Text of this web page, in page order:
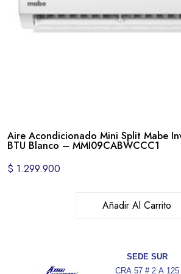
Aire Acondicionado Mini Split Mabe
BTU Blanco – MMI09CABWCCC1
$ 1.299.900
Añadir Al Carrito
SEDE SUR
CRA 57 # 2 A 125